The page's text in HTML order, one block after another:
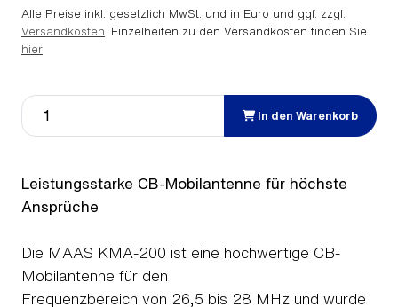
Alle Preise inkl. gesetzlich MwSt. und in Euro und ggf. zzgl.
Versandkosten . Einzelheiten zu den Versandkosten finden Sie
hier
In den Warenkorb
Leistungsstarke CB-Mobilantenne für höchste
Ansprüche
Die MAAS KMA-200 ist eine hochwertige CB-
Mobilantenne für den
Frequenzbereich von 26,5 bis 28 MHz und wurde